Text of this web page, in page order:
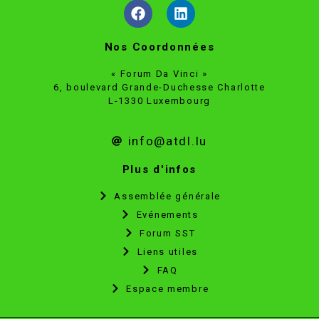
Nos Coordonnées
« Forum Da Vinci »
6, boulevard Grande-Duchesse Charlotte
L-1330 Luxembourg
info@atdl.lu
Plus d'infos
Assemblée générale
Evénements
Forum SST
Liens utiles
FAQ
Espace membre